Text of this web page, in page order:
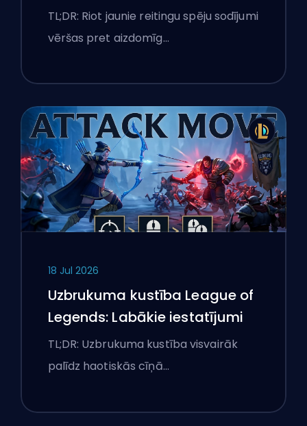
aizliegumus un boostēšanas
karogus
TL;DR: Riot jaunie reitingu spēju sodījumi
vēršas pret aizdomīg…
18 Jul 2026
Uzbrukuma kustība League of
Legends: Labākie iestatījumi
TL;DR: Uzbrukuma kustība visvairāk
palīdz haotiskās cīņā…